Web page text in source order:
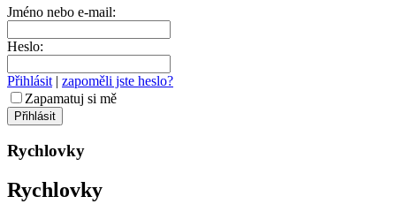
Jméno nebo e-mail:
Heslo:
Přihlásit | zapoměli jste heslo?
Zapamatuj si mě
Rychlovky
Rychlovky